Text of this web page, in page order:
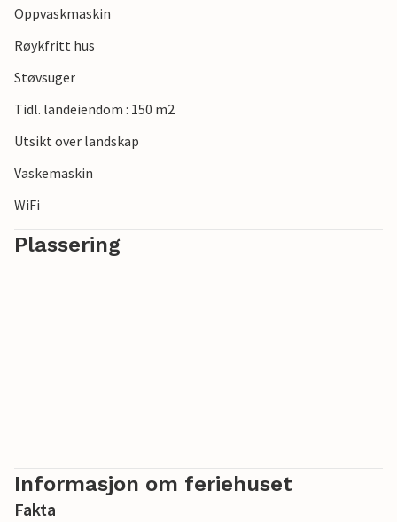
lille byen Torup finner du butikker for de daglige behovene
samt noen få restauranter og et konditori. Hvis du vil
Oppvaskmaskin
Røykfritt hus
Støvsuger
Tidl. landeiendom : 150 m2
Utsikt over landskap
Vaskemaskin
WiFi
Plassering
Informasjon om feriehuset
Fakta